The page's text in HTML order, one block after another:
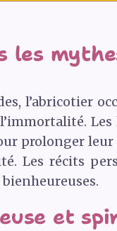
les
l’abricotier
prolonger leur
Les récits
et